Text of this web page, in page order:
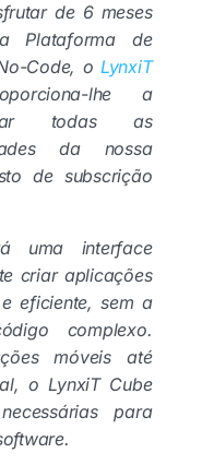
de 6 meses
Plataforma de
Code, o LynxiT
lhe a
todas as
da nossa
de subscrição
uma interface
criar aplicações
eficiente, sem a
complexo.
móveis até
o LynxiT Cube
para